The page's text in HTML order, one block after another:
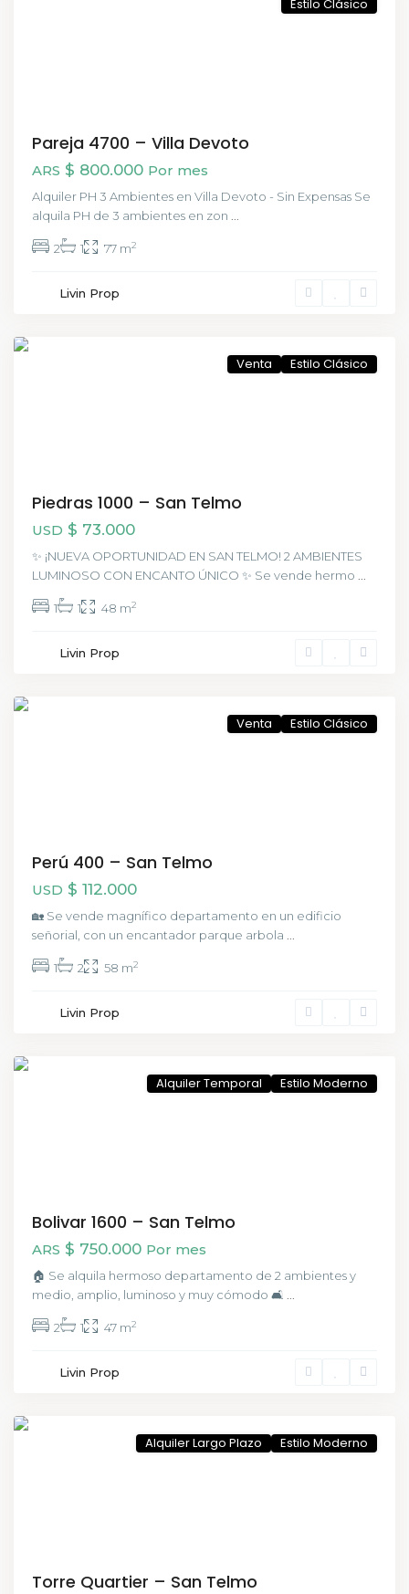
Estilo Clásico
Pareja 4700 – Villa Devoto
ARS $ 800.000 Por mes
Alquiler PH 3 Ambientes en Villa Devoto - Sin Expensas Se
alquila PH de 3 ambientes en zon
2 1 77 m2
Livin Prop
Venta Estilo Clásico
Piedras 1000 – San Telmo
USD $ 73.000
✨ ¡NUEVA OPORTUNIDAD EN SAN TELMO! 2 AMBIENTES
LUMINOSO CON ENCANTO ÚNICO ✨ Se vende hermo
1 1 48 m2
Livin Prop
Venta Estilo Clásico
Perú 400 – San Telmo
USD $ 112.000
🏡 Se vende magnífico departamento en un edificio
señorial, con un encantador parque arbola
1 2 58 m2
Livin Prop
Alquiler Temporal Estilo Moderno
Bolivar 1600 – San Telmo
ARS $ 750.000 Por mes
🏠 Se alquila hermoso departamento de 2 ambientes y
medio, amplio, luminoso y muy cómodo 🛋️
2 1 47 m2
Livin Prop
Alquiler Largo Plazo Estilo Moderno
Torre Quartier – San Telmo